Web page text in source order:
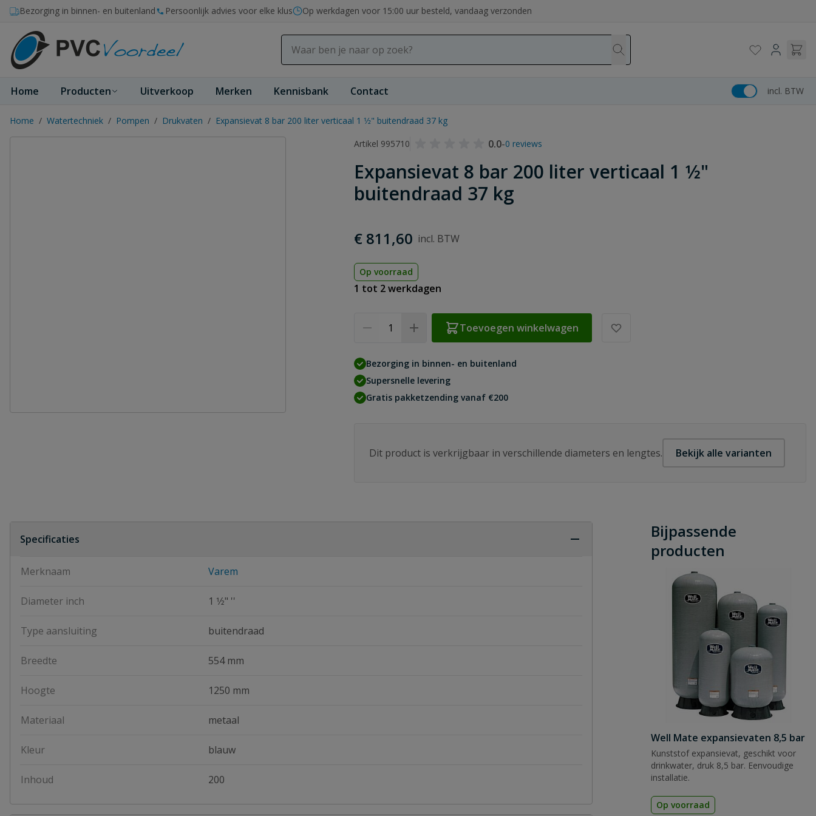
Ga naar de inhoud
Bezorging in binnen- en buitenland Persoonlijk advies voor elke klus Op werkdagen voor 15:00 uur besteld, vandaag verzonden
Home Producten Uitverkoop Merken Kennisbank Contact incl. BTW
Home / Watertechniek / Pompen / Drukvaten / Expansievat 8 bar 200 liter verticaal 1 1⁄2" buitendraad 37 kg
Artikel 995710
0.0-0 reviews
Expansievat 8 bar 200 liter verticaal 1 1⁄2"
buitendraad 37 kg
€ 811,60
Op voorraad
1 tot 2 werkdagen
Toevoegen winkelwagen
Bezorging in binnen- en buitenland
Supersnelle levering
Gratis pakketzending vanaf €200
Dit product is verkrijgbaar in verschillende diameters en lengtes. Bekijk alle varianten
Specificaties
Merknaam Varem
Diameter inch 1 1⁄2" ''
Type aansluiting buitendraad
Breedte 554 mm
Hoogte 1250 mm
Materiaal metaal
Kleur blauw
Inhoud 200
Bijpassende
producten
Well Mate expansievaten 8,5 bar
Kunststof expansievat, geschikt voor
drinkwater, druk 8,5 bar. Eenvoudige
installatie.
Op voorraad